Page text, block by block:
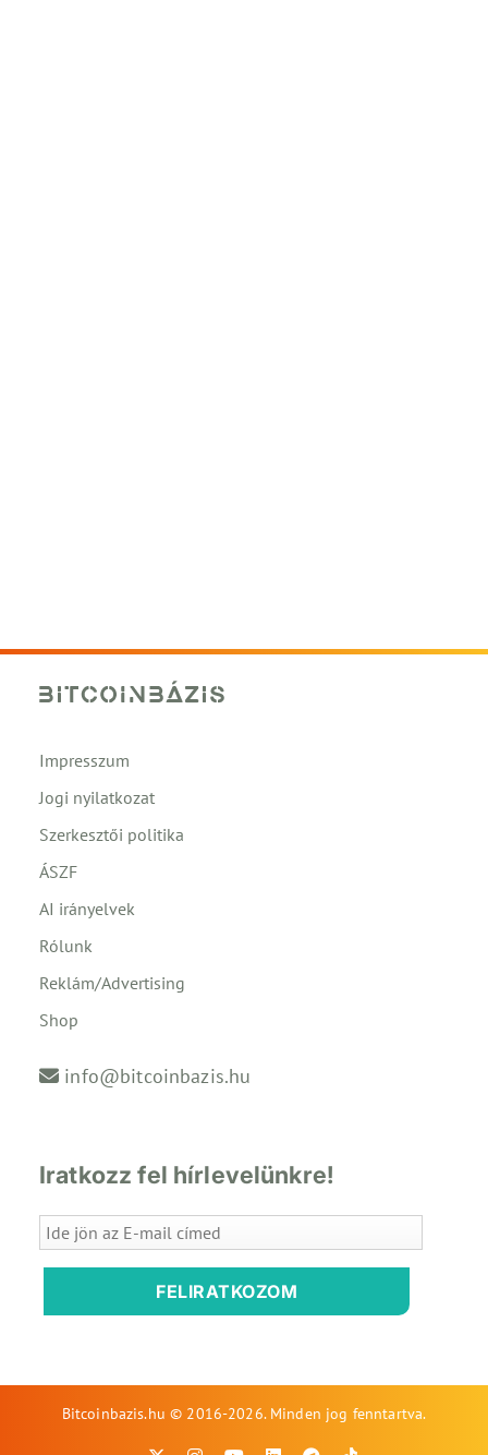
Impresszum
Jogi nyilatkozat
Szerkesztői politika
ÁSZF
AI irányelvek
Rólunk
Reklám/Advertising
Shop
info@bitcoinbazis.hu
Iratkozz fel hírlevelünkre!
FELIRATKOZOM
Bitcoinbazis.hu © 2016-2026. Minden jog fenntartva.